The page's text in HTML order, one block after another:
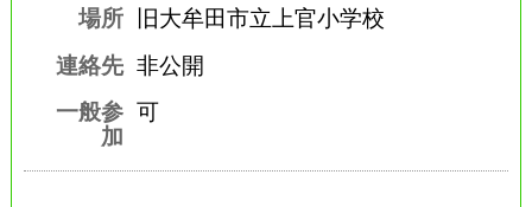
場所 旧大牟田市立上官小学校
連絡先 非公開
一般参
加
可